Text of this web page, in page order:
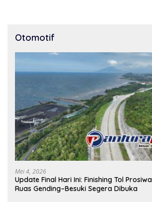
Otomotif
Mei 4, 2026
Update Final Hari Ini: Finishing Tol
Ruas Gending–Besuki Segera Dibuka